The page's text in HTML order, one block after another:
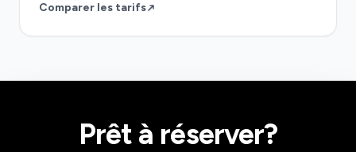
Comparer les tarifs
Prêt à réserver?